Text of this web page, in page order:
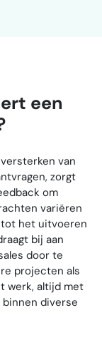
een
van
zorgt
om
variëren
het uitvoeren
bij aan
door te
projecten als
werk, altijd met
diverse